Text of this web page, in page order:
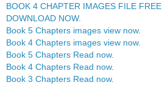
BOOK 4 CHAPTER IMAGES FILE FREE
DOWNLOAD NOW.
Book 5 Chapters images view now.
Book 4 Chapters images view now.
Book 5 Chapters Read now.
Book 4 Chapters Read now.
Book 3 Chapters Read now.